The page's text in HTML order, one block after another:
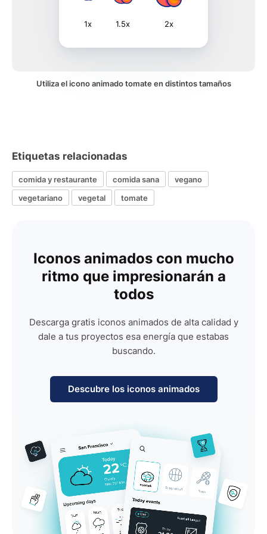
1x 1.5x 2x
Utiliza el icono animado tomate en distintos tamaños
Etiquetas relacionadas
comida y restaurante comida sana
vegano
vegetariano
vegetal tomate
Iconos animados con mucho
ritmo que impresionarán a
todos
Descarga gratis iconos animados de alta calidad y
dale a tus proyectos esa energía que estabas
buscando.
Descubre los iconos animados